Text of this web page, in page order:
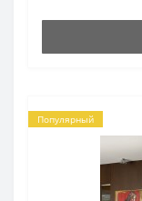
Популярный